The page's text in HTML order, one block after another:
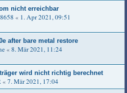
nicht erreichbar
« 1. Apr 2021, 09:51
after bare metal restore
« 8. Mär 2021, 11:24
wird nicht richtig berechnet
« 7. Mär 2021, 17:04